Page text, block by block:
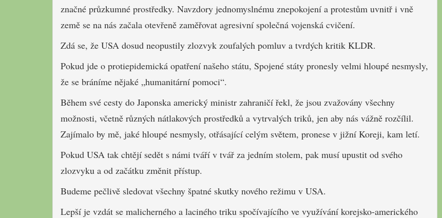
značné průzkumné prostředky. Navzdory jednomyslnému znepokojení a protestům uvnitř i vně
země se na nás začala otevřeně zaměřovat agresivní společná vojenská cvičení.
Zdá se, že USA dosud neopustily zlozvyk zoufalých pomluv a tvrdých kritik KLDR.
Pokud jde o protiepidemická opatření našeho státu, Spojené státy pronesly velmi hloupé nesmysly,
že se bráníme nějaké „humanitární pomoci“.
Během své cesty do Japonska americký ministr zahraničí řekl, že jsou zvažovány všechny
možnosti, včetně různých nátlakových prostředků a vytrvalých triků, jen aby nás vážně rozčílil.
Zajímalo by mě, jaké hloupé nesmysly, otřásající celým světem, pronese v jižní Koreji, kam letí.
Pokud USA tak chtějí sedět s námi tváří v tvář za jedním stolem, pak musí upustit od svého
zlozvyku a od začátku změnit přístup.
Budeme pečlivě sledovat všechny špatné skutky nového režimu v USA.
Lepší je vzdát se malicherného a laciného triku spočívajícího ve využívání korejsko-amerického